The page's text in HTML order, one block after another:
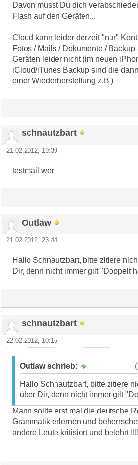
Davon musst Du dich
Flash auf den Geräten...
Cloud kann leider derzeit "nur"
Fotos / Mails / Dokumente /
Geräten leider nicht (im neuen
iCloud/iTunes Backup sind die
einer Wiederherstellung z.B.)
schnautzbart
21.02.2012, 19:39
testmail wer
Outlaw
21.02.2012, 23:44
Hallo Schnautzbart, bitte zitiere
Dir, denn nicht immer gilt "Doppelt
schnautzbart
22.02.2012, 10:15
Outlaw schrieb:
Hallo Schnautzbart, bitte zitiere
über Dir, denn nicht immer gilt
Mann sollte erst mal die deutsche
Grammatik erlernen und
andere Leute kritisiert und belehrt